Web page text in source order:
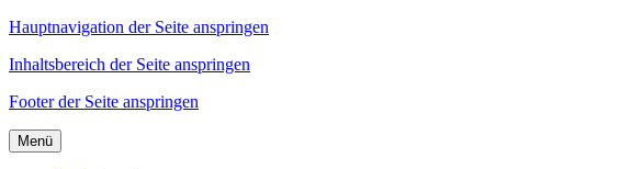
Hauptnavigation der Seite anspringen
Inhaltsbereich der Seite anspringen
Footer der Seite anspringen
Menü